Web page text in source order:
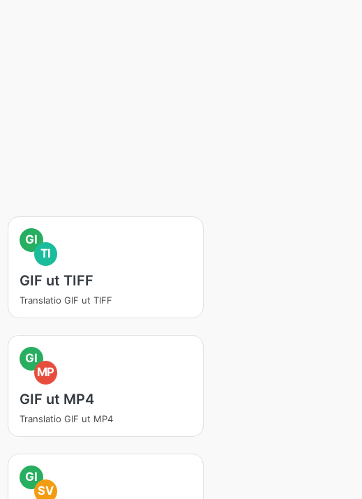
GI
TI
GIF ut TIFF
Translatio GIF ut TIFF
GI
MP
GIF ut MP4
Translatio GIF ut MP4
GI
SV